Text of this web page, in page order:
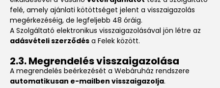
felé, amely ajánlati kötöttséget jelent a visszaigazolás
megérkezéséig, de legfeljebb 48 óráig.
A Szolgáltató elektronikus visszaigazolásával jön létre az
adásvételi szerződés a Felek között.
2.3. Megrendelés visszaigazolása
A megrendelés beérkezését a Webáruház rendszere
automatikusan e-mailben visszaigazolja.